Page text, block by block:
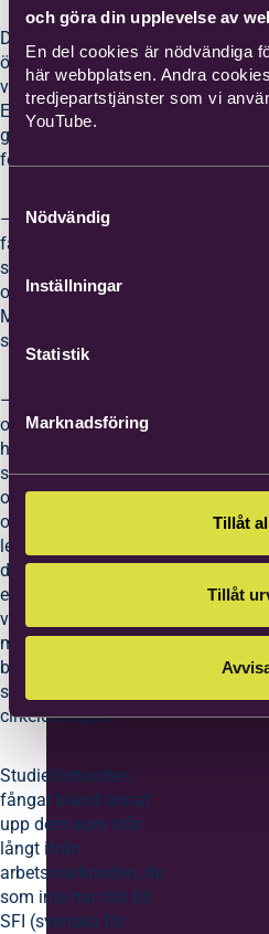
och göra din upplevelse av
En del cookies är nödvändiga
här webbplatsen. Andra
tredjepartstjänster som vi
YouTube.
Nödvändig
Inställningar
Statistik
Marknadsföring
Tillåt
Tillåt
Deltagarna är
överens om att
verksamheten och
Etikas stöd är väldigt
givande och viktig
för dem.
– Etika är så bra! Vi
får träna på att
skriva och stava
orden rätt, säger
Muhizi, en av
studiecirkeldeltagare.
– Etika lär oss vad
orden betyder och
hur de uttalas. Ibland
ser vi film och pratar
om vad den handlar
om. Jag har tagit
ledigt från mitt jobb
där man bara pratar
engelska och vill
vara här på
mötesplatsen och bli
bättre på svenska,
säger Marina,
cirkeldeltagare.
Studieförbunden
fångar bland annat
upp dem som står
långt ifrån
arbetsmarknaden, de
som inte har rätt till
SFI (svenska för